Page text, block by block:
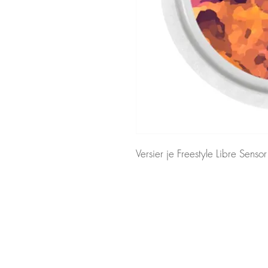
Versier je Freestyle Libre